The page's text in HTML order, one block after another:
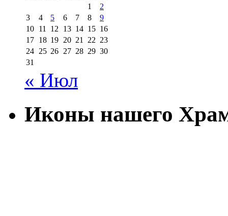
1
2
3
4 5 6 7 8
9
10 11 12 13 14 15 16
17 18 19 20 21 22 23
24 25 26 27 28 29 30
31
« Июл
Иконы нашего